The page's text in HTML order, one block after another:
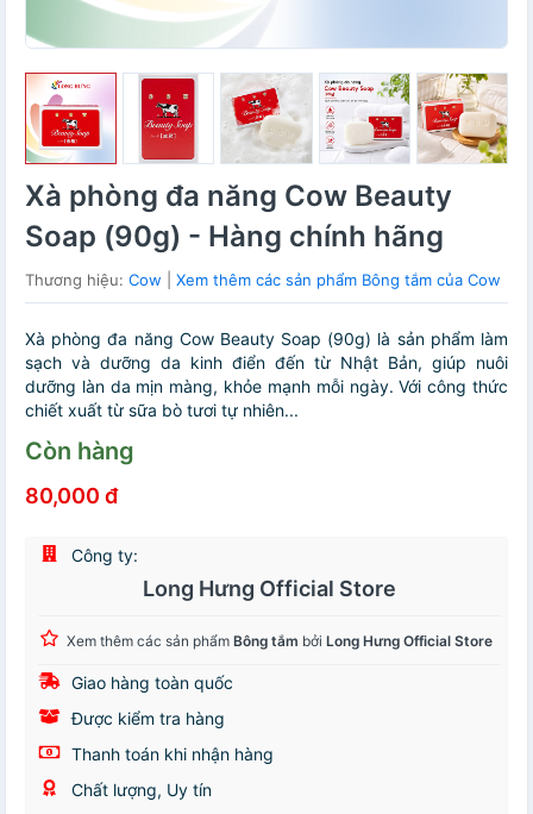
Xà phòng đa năng Cow Beauty
Soap (90g) - Hàng chính hãng
Thương hiệu: Cow Xem thêm các sản phẩm Bông tắm của Cow
Xà phòng đa năng Cow Beauty Soap (90g) là sản phẩm làm
sạch và dưỡng da kinh điển đến từ Nhật Bản, giúp nuôi
dưỡng làn da mịn màng, khỏe mạnh mỗi ngày. Với công thức
chiết xuất từ sữa bò tươi tự nhiên...
Còn hàng
80,000 đ
Công ty:
Long Hưng Official Store
Xem thêm các sản phẩm Bông tắm bởi Long Hưng Official Store
Giao hàng toàn quốc
Được kiểm tra hàng
Thanh toán khi nhận hàng
Chất lượng, Uy tín